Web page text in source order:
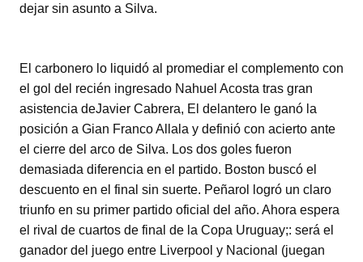
dejar sin asunto a Silva.
El carbonero lo liquidó al promediar el complemento con
el gol del recién ingresado Nahuel Acosta tras gran
asistencia deJavier Cabrera, El delantero le ganó la
posición a Gian Franco Allala y definió con acierto ante
el cierre del arco de Silva. Los dos goles fueron
demasiada diferencia en el partido. Boston buscó el
descuento en el final sin suerte. Peñarol logró un claro
triunfo en su primer partido oficial del año. Ahora espera
el rival de cuartos de final de la Copa Uruguay;: será el
ganador del juego entre Liverpool y Nacional (juegan